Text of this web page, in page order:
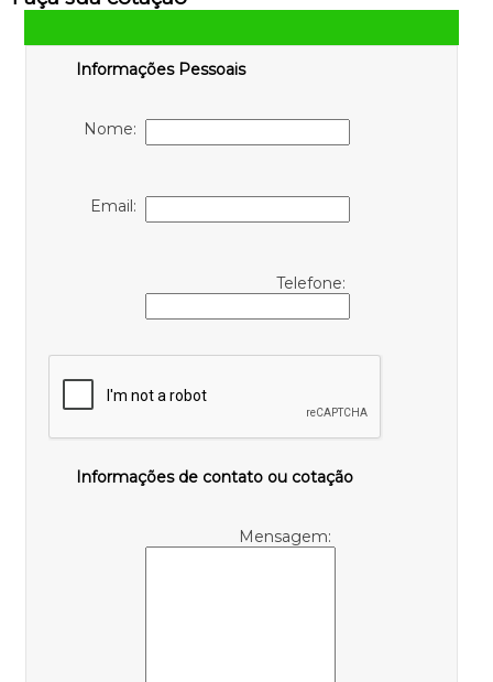
Informações Pessoais
Nome:
Email:
Telefone:
Informações de contato ou cotação
Mensagem: